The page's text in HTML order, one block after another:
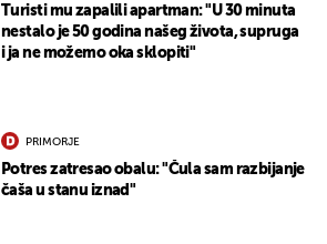
Turisti mu zapalili apartman: "U 30 minuta
nestalo je 50 godina našeg života, supruga
i ja ne možemo oka sklopiti"
PRIMORJE
Potres zatresao obalu: "Čula sam razbijanje
čaša u stanu iznad"